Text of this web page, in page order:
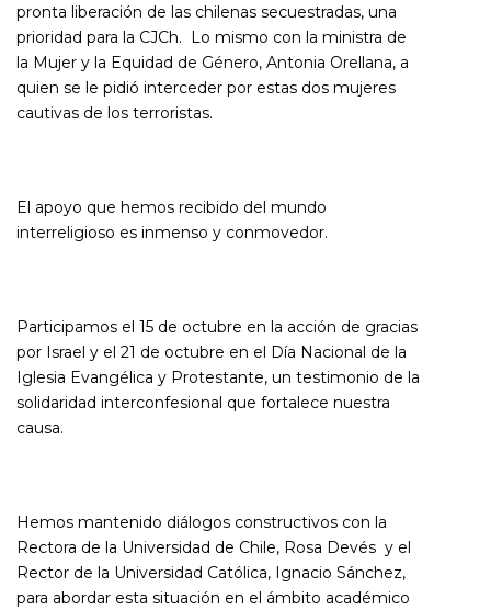
pronta liberación de las chilenas secuestradas, una
prioridad para la CJCh. Lo mismo con la ministra de
la Mujer y la Equidad de Género, Antonia Orellana, a
quien se le pidió interceder por estas dos mujeres
cautivas de los terroristas.
El apoyo que hemos recibido del mundo
interreligioso es inmenso y conmovedor.
Participamos el 15 de octubre en la acción de gracias
por Israel y el 21 de octubre en el Día Nacional de la
Iglesia Evangélica y Protestante, un testimonio de la
solidaridad interconfesional que fortalece nuestra
causa.
Hemos mantenido diálogos constructivos con la
Rectora de la Universidad de Chile, Rosa Devés y el
Rector de la Universidad Católica, Ignacio Sánchez,
para abordar esta situación en el ámbito académico